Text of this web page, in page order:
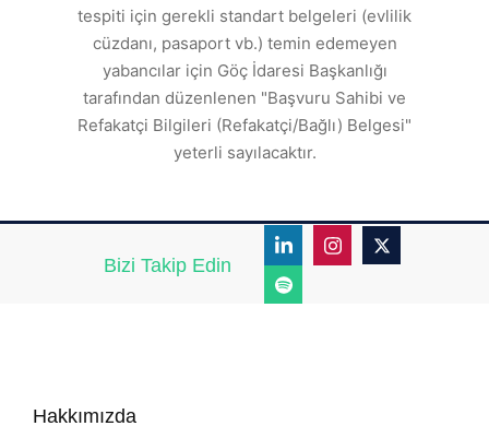
tespiti için gerekli standart belgeleri (evlilik
cüzdanı, pasaport vb.) temin edemeyen
yabancılar için Göç İdaresi Başkanlığı
tarafından düzenlenen "Başvuru Sahibi ve
Refakatçi Bilgileri (Refakatçi/Bağlı) Belgesi"
yeterli sayılacaktır.
Bizi Takip Edin
Hakkımızda